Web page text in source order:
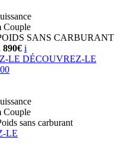
Couple
SANS CARBURANT
i
LE DÉCOUVREZ-LE
Couple
sans carburant
LE